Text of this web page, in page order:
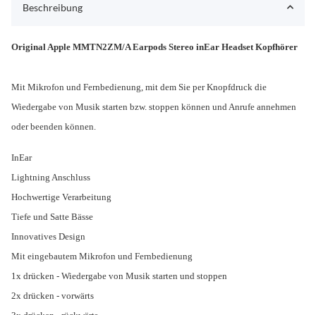
Beschreibung
Original Apple MMTN2ZM/A Earpods Stereo inEar Headset Kopfhörer
Mit Mikrofon und Fernbedienung, mit dem Sie per Knopfdruck die
Wiedergabe von Musik starten bzw. stoppen können und Anrufe annehmen
oder beenden können.
InEar
Lightning Anschluss
Hochwertige Verarbeitung
Tiefe und Satte Bässe
Innovatives Design
Mit eingebautem Mikrofon und Fernbedienung
1x drücken - Wiedergabe von Musik starten und stoppen
2x drücken - vorwärts